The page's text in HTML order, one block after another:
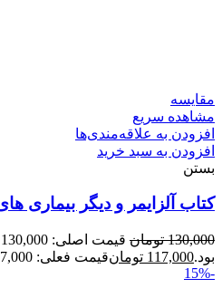
مقایسه
مشاهده سریع
افزودن به علاقه‌مندی‌ها
افزودن به سبد خرید
بستن
کتاب آلزایمر و دیگر بیماری
130,000 تومان
بود.117,000 تومانقیمت فعلی: 117,000 تومان.
-15%